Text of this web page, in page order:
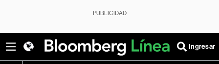
PUBLICIDAD
Ingresar